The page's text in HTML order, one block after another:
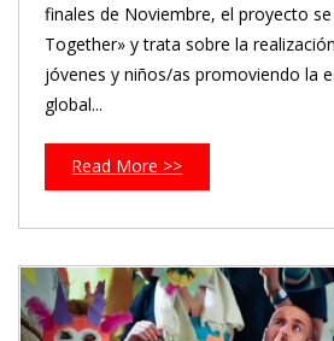
finales de Noviembre, el proyecto
Together» y trata sobre la
jóvenes y niños/as promoviendo la
global...
Read More >>